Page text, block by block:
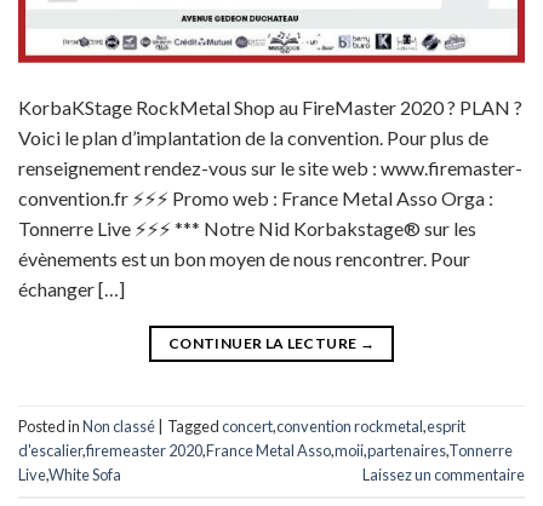
KorbaKStage RockMetal Shop au FireMaster 2020 ? PLAN ?
Voici le plan d’implantation de la convention. Pour plus de
renseignement rendez-vous sur le site web : www.firemaster-
convention.fr ⚡️⚡️⚡️ Promo web : France Metal Asso Orga :
Tonnerre Live ⚡️⚡️⚡️ *** Notre Nid Korbakstage® sur les
évènements est un bon moyen de nous rencontrer. Pour
échanger […]
CONTINUER LA LECTURE →
Posted inNon classé Taggedconcert,convention rockmetal,esprit
d'escalier,firemeaster 2020,France Metal Asso,moii,partenaires,Tonnerre
Live,White Sofa Laissez un commentaire